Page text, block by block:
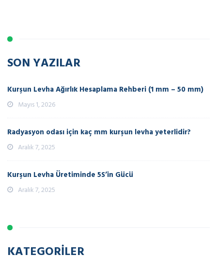
SON YAZILAR
Kurşun Levha Ağırlık Hesaplama Rehberi (1 mm – 50 mm)
Mayıs 1, 2026
Radyasyon odası için kaç mm kurşun levha yeterlidir?
Aralık 7, 2025
Kurşun Levha Üretiminde 5S’in Gücü
Aralık 7, 2025
KATEGORILER